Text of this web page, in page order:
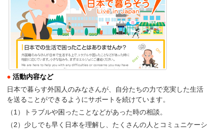
● 活動内容など
日本で暮らす外国人のみなさんが、自分たちの力で充実した生活
を送ることができるようにサポートを続けています。
（1）トラブルや困ったことなどがあった時の相談。
（2）少しでも早く日本を理解し、たくさんの人とコミュニケーシ